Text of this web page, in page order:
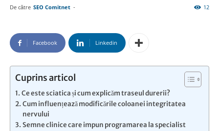
De către SEO Comitnet - 12
Facebook Linkedin
Cuprins articol
Ce este sciatica și cum explicăm traseul durerii?
Cum influențează modificările coloanei integritatea
nervului
Semne clinice care impun programarea la specialist